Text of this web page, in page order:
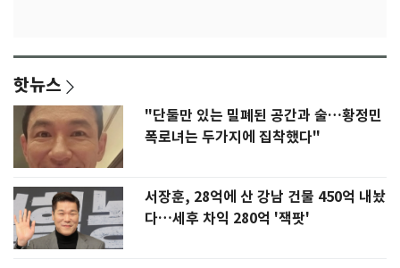
핫뉴스
"단둘만 있는 밀폐된 공간과 술…황정민
폭로녀는 두가지에 집착했다"
서장훈, 28억에 산 강남 건물 450억 내놨
다…세후 차익 280억 '잭팟'